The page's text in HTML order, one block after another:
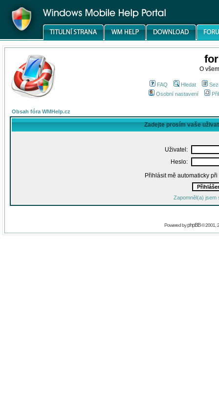
O
FAQ Hledat
Osobní nastavení
Obsah fóra WMHelp.cz
Zadejte prosím vaše
Uživatel:
Heslo:
Přihlásit mě automaticky
Zapomněl(a) jsem
Powered byphpBB© 2001,